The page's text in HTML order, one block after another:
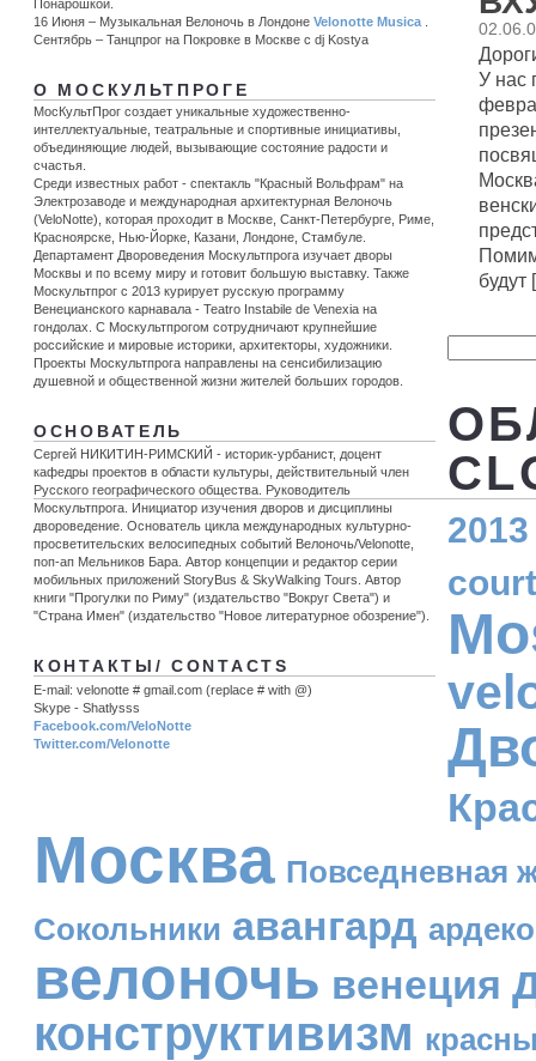
У нас
будут
Понарошкой.
16 Июня – Музыкальная Велоночь в Лондоне Velonotte Musica
Сентябрь – Танцпрог на Покровке в Москве с dj Kostya
О МОСКУЛЬТПРОГЕ
МосКультПрог создает уникальные художественно-
интеллектуальные, театральные и спортивные инициативы,
объединяющие людей, вызывающие состояние радости и
счастья.
Среди известных работ - спектакль "Красный Вольфрам" на
Электрозаводе и международная архитектурная Велоночь
(VeloNotte), которая проходит в Москве, Санкт-Петербурге, Риме,
Красноярске, Нью-Йорке, Казани, Лондоне, Стамбуле.
Департамент Двороведения Москультпрога изучает дворы
Москвы и по всему миру и готовит большую выставку. Также
Москультпрог с 2013 курирует русскую программу
Венецианского карнавала - Teatro Instabile de Venexia на
гондолах. С Москультпрогом сотрудничают крупнейшие
российские и мировые историки, архитекторы, художники.
Проекты Москультпрога направлены на сенсибилизацию
душевной и общественной жизни жителей больших городов.
ОСНОВАТЕЛЬ
Сергей НИКИТИН-РИМСКИЙ - историк-урбанист, доцент
кафедры проектов в области культуры, действительный член
Русского географического общества. Руководитель
Москультпрога. Инициатор изучения дворов и дисциплины
двороведение. Основатель цикла международных культурно-
просветительских велосипедных событий Велоночь/Velonotte,
поп-ап Мельников Бара. Автор концепции и редактор серии
мобильных приложений StoryBus & SkyWalking Tours. Автор
книги "Прогулки по Риму" (издательство "Вокруг Света") и
"Страна Имен" (издательство "Новое литературное обозрение").
КОНТАКТЫ/ CONTACTS
E-mail: velonotte # gmail.com (replace # with @)
Skype - Shatlysss
Facebook.com/VeloNotte
Twitter.com/Velonotte
2013
Москва Повседневная
Сокольники авангард ардеко
велоночь венеция
конструктивизм